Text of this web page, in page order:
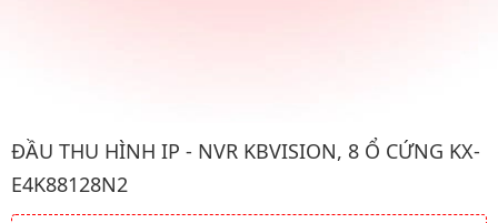
Hình ảnh đại diện của sản phẩm Đầu thu hình IP - NVR kbvision,
ĐẦU THU HÌNH IP - NVR KBVISION, 8 Ổ CỨNG KX-
E4K88128N2